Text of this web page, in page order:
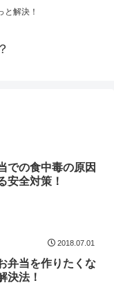
と解決！
での食中毒の原因
安全対策！
2018.07.01
弁当を作りたくな
決法！